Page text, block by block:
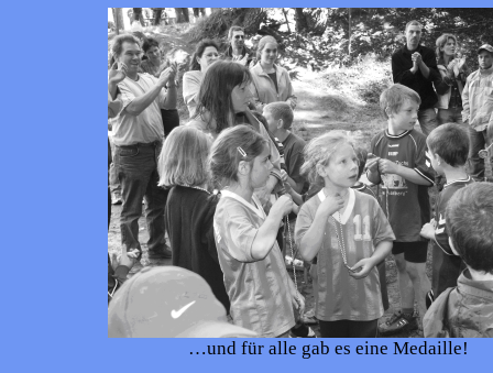
…und für alle gab es eine Medaille!